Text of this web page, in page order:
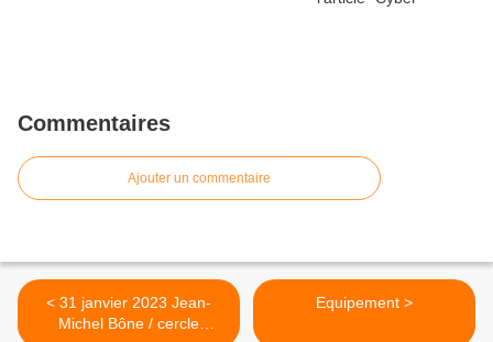
Commentaires
Ajouter un commentaire
< 31 janvier 2023 Jean-
Michel Bône / cercle
Equipement >